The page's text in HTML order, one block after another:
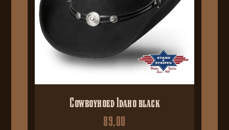
Cowboyhoed Idaho black
89,00